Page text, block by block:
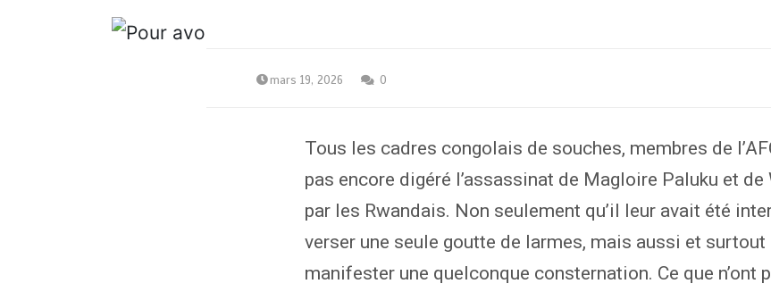
mars 19, 2026 0
Tous les cadres congolais de souches, membres de
pas encore digéré l’assassinat de Magloire Paluku et
par les Rwandais. Non seulement qu’il leur avait été
verser une seule goutte de larmes, mais aussi et surtout
manifester une quelconque consternation. Ce que n’ont